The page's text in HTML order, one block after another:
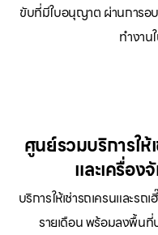
ขับที่มีใบอนุญาต ผ่านการอ
ทำงาน
ศูนย์รวมบริการให้
และเครื่อ
บริการให้เช่ารถเครนและร
รายเดือน พร้อมลงพื้น